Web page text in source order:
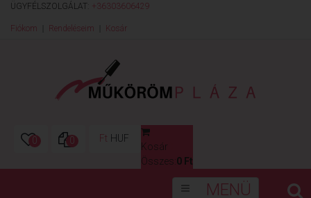
ÜGYFÉLSZOLGÁLAT: +36303606429
Fiókom Rendeléseim Kosár
0 0 Ft HUF
Kosár
Összes: 0 Ft
MENÜ